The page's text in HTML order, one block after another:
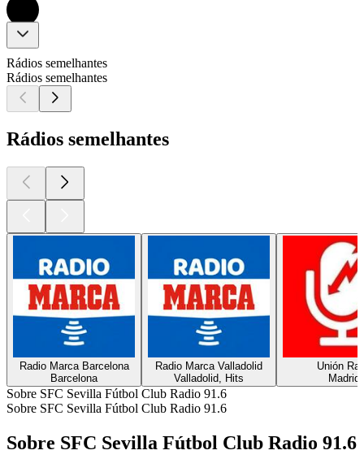
Rádios semelhantes
Rádios semelhantes
Rádios semelhantes
Radio Marca Barcelona
Barcelona
Radio Marca Valladolid
Valladolid, Hits
Unión
Madrid
Sobre SFC Sevilla Fútbol Club Radio 91.6
Sobre SFC Sevilla Fútbol Club Radio 91.6
Sobre SFC Sevilla Fútbol Club Radio 91.6